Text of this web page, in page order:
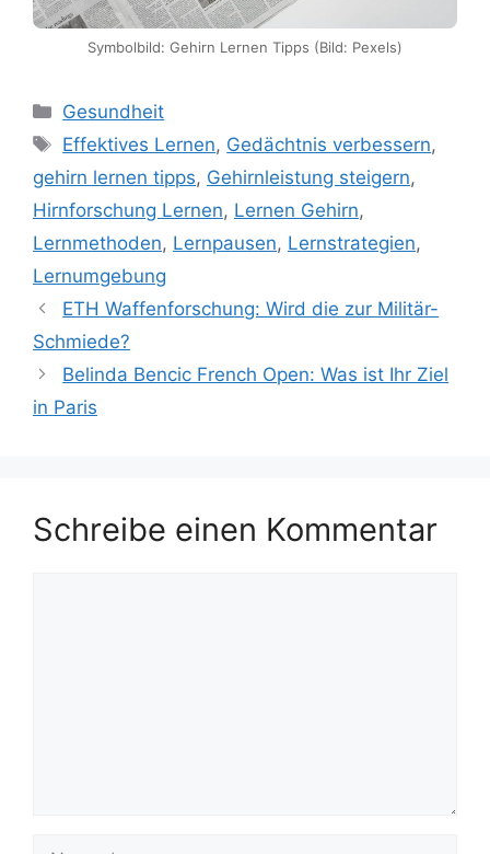
Symbolbild: Gehirn Lernen Tipps (Bild: Pexels)
Kategorien
Gesundheit
Schlagwörter
Effektives Lernen, Gedächtnis verbessern,
gehirn lernen tipps, Gehirnleistung steigern,
Hirnforschung Lernen, Lernen Gehirn,
Lernmethoden, Lernpausen, Lernstrategien,
Lernumgebung
ETH Waffenforschung: Wird die zur Militär-
Schmiede?
Belinda Bencic French Open: Was ist Ihr Ziel
in Paris
Schreibe einen Kommentar
Name